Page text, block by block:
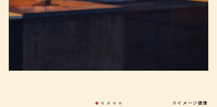
※イメージ画像